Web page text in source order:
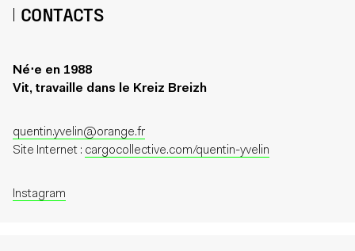
CONTACTS
Né⋅e en 1988
Vit, travaille dans le Kreiz Breizh
quentin.yvelin@orange.fr
Site Internet : cargocollective.com/quentin-yvelin
Instagram